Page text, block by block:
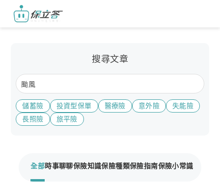
搜尋文章
儲蓄險 投資型保單 醫療險 意外險
失能險
長照險
旅平險
全部時事聊聊保險知識保險種類保險指南保險小常識